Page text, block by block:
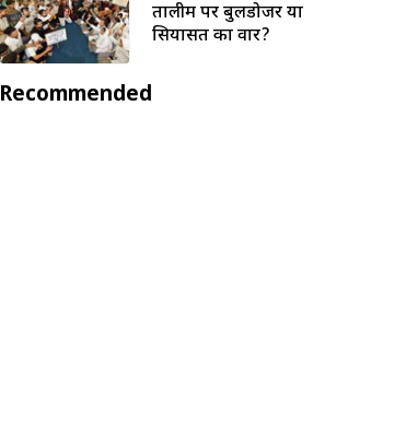
तालीम पर बुलडोजर या
सियासत का वार?
Recommended